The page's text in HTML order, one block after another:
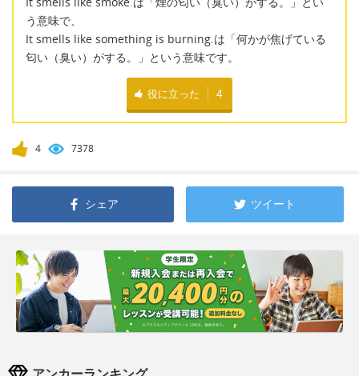
う意味で、
It smells like something is burning.は「何かが焦げている
匂い（臭い）がする。」という意味です。
役に立った 4
4 7378
シェア ツイート